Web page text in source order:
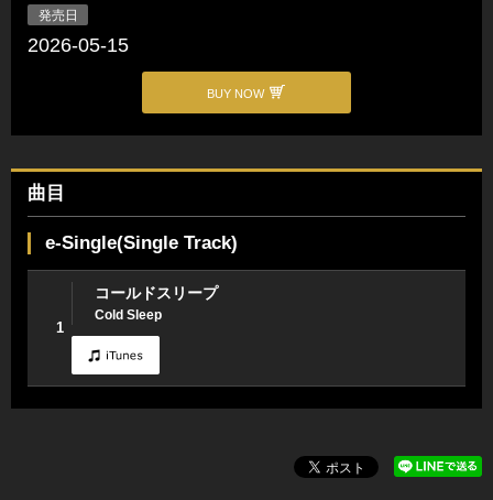
発売日
2026-05-15
BUY NOW
曲目
e-Single(Single Track)
1
コールドスリープ
Cold Sleep